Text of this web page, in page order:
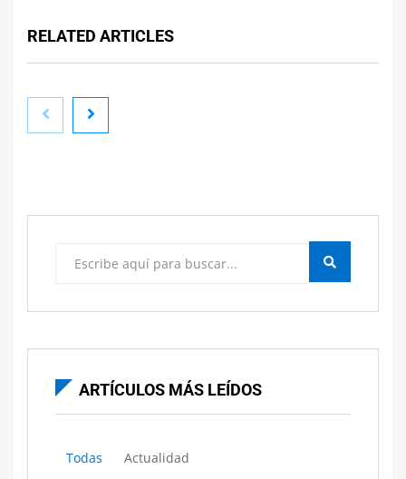
RELATED ARTICLES
plantas durante el verano
ARTÍCULOS MÁS LEÍDOS
Todas Actualidad